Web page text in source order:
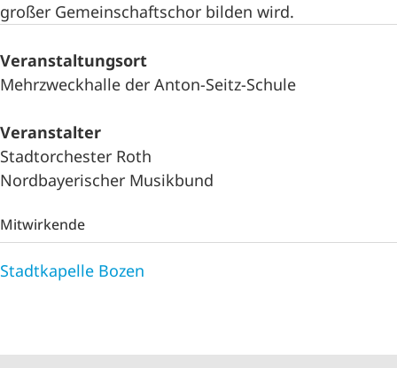
großer Gemeinschaftschor bilden wird.
Veranstaltungsort
Mehrzweckhalle der Anton-Seitz-Schule
Veranstalter
Stadtorchester Roth
Nordbayerischer Musikbund
Mitwirkende
Stadtkapelle Bozen